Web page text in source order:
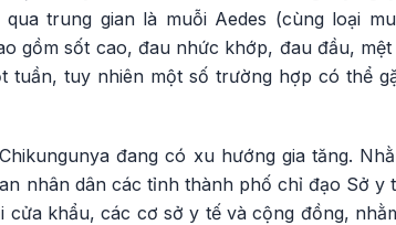
trung gian là muỗi Aedes (cùng loại
gồm sốt cao, đau nhức khớp, đau đầu,
tuần, tuy nhiên một số trường hợp có thể
đang có xu hướng gia tăng.
nhân dân các tỉnh thành phố chỉ đạo Sở
cửa khẩu, các cơ sở y tế và cộng đồng,